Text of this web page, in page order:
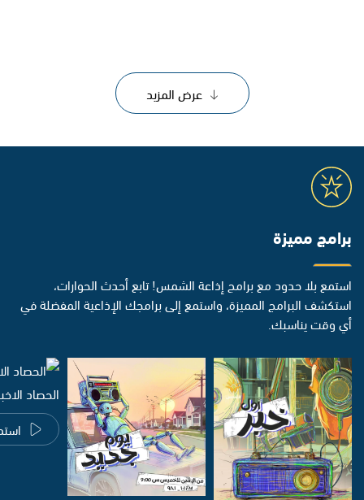
عرض المزيد
برامج مميزة
استمع بلا حدود مع برامج إذاعة الشمس! تابع أحدث الحوارات،
استكشف البرامج المميزة، واستمع إلى برامجك الإذاعية المفضلة في
أي وقت يناسبك.
الحصاد